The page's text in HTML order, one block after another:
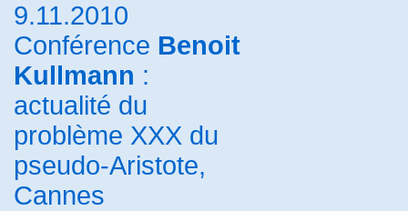
9.11.2010
Conférence Benoit
Kullmann :
actualité du
problème XXX du
pseudo-Aristote,
Cannes